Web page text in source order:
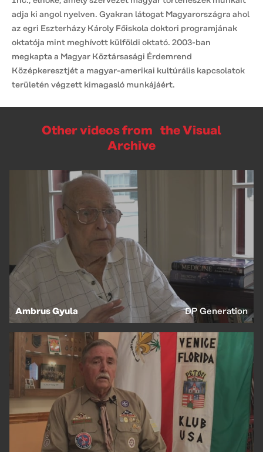
adja ki angol nyelven. Gyakran látogat Magyarországra ahol
az egri Eszterházy Károly Főiskola doktori programjának
oktatója mint meghívott külföldi oktató. 2003-ban
megkapta a Magyar Köztársasági Érdemrend
Középkeresztjét a magyar-amerikai kultúrális kapcsolatok
területén végzett kimagasló munkájáért.
Other videos from the Visual
Archive
Ambrus Gyula DP Generation